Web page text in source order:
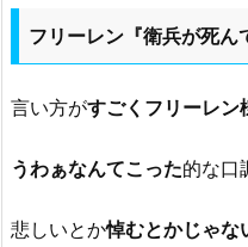
フリーレン『衛兵が死ん
言い方がすごくフリーレン
うわぁなんてこった的な口
悲しいとか悼むとかじゃな